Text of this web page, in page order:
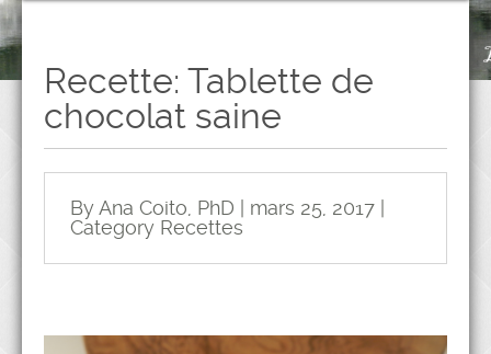
Recette: Tablette de
chocolat saine
By Ana Coito, PhD | mars 25, 2017 |
Category Recettes